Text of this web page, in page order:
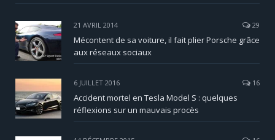
21 AVRIL 2014 29
Mécontent de sa voiture, il fait plier Porsche grâce
aux réseaux sociaux
6 JUILLET 2016 16
Accident mortel en Tesla Model S : quelques
réflexions sur un mauvais procès